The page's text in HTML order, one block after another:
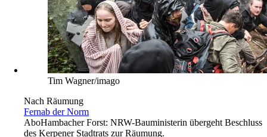
NSU-Mordserie
Aufklärung Fehlanzeige
Zehn Jahre nach der Selbstenttarnung des Kerntrios
kritisieren Verbände, Opferanwälte und Die Linke den Umgang
der Behörden mit dem Komplex. Viele Fragen seien noch immer
unbeantwortet.
Kristian Stemmler